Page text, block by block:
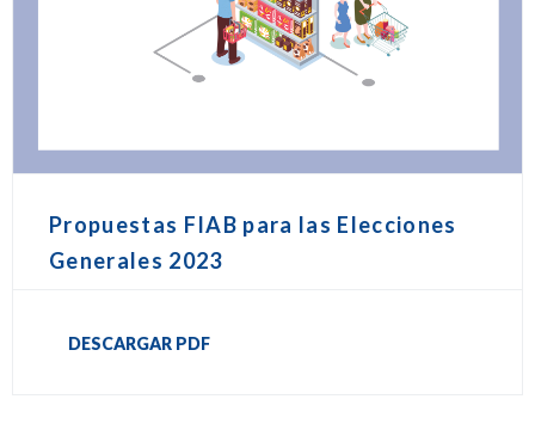
Propuestas FIAB para las Elecciones
Generales 2023
DESCARGAR PDF